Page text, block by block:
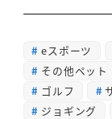
eスポーツ
その他ペット
ゴルフ
ジョギング